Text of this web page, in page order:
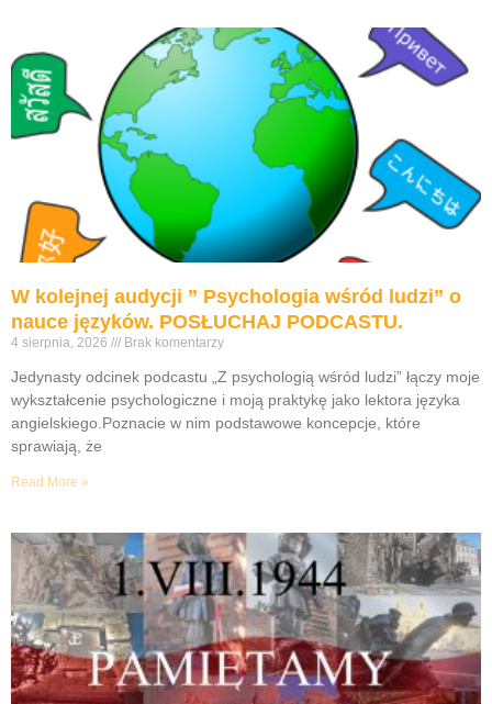
W kolejnej audycji ” Psychologia wśród ludzi” o
nauce języków. POSŁUCHAJ PODCASTU.
4 sierpnia, 2026 Brak komentarzy
Jedynasty odcinek podcastu „Z psychologią wśród ludzi” łączy moje
wykształcenie psychologiczne i moją praktykę jako lektora języka
angielskiego.Poznacie w nim podstawowe koncepcje, które
sprawiają, że
Read More »